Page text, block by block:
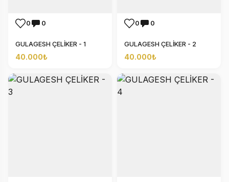
0 0
GULAGESH ÇELİKER - 1
40.000₺
0 0
GULAGESH ÇELİKER - 2
40.000₺